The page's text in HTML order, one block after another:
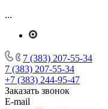
...
7 (383) 207-55-34
7 (383) 207-55-34
+7 (383) 244-95-47
Заказать звонок
E-mail